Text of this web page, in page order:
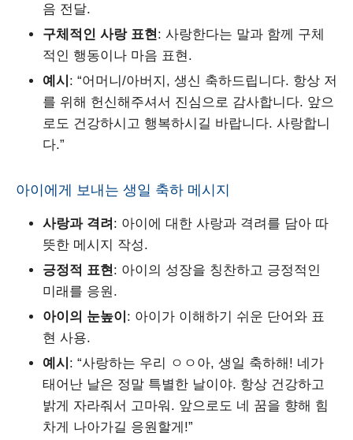
음 전달.
구체적인 사랑 표현 : 사랑한다는 말과 함께 구체
적인 행동이나 마음 표현.
예시 : “어머니/아버지, 생신 축하드립니다. 항상 저
를 위해 헌신해주셔서 진심으로 감사합니다. 앞으
로도 건강하시고 행복하시길 바랍니다. 사랑합니
다.”
아이에게 보내는 생일 축하 메시지
사랑과 격려 : 아이에 대한 사랑과 격려를 담아 따
뜻한 메시지 작성.
긍정적 표현: 아이의 성장을 칭찬하고 긍정적인
미래를 응원.
아이의 눈높이 : 아이가 이해하기 쉬운 단어와 표
현 사용.
예시 : “사랑하는 우리 ㅇㅇ아, 생일 축하해! 네가
태어난 날은 정말 특별한 날이야. 항상 건강하고
밝게 자라줘서 고마워. 앞으로도 네 꿈을 향해 힘
차게 나아가길 응원할게!”